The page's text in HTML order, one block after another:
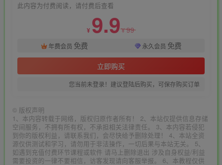
此内容为付费阅读，请付费后查看
¥ 9.9¥99
年费会员 免费 永久会员 免费
立即购买
您当前未登录！建议登陆后购买，可保存购买订单
© 版权声明
1、本内容转载于网络，版权归原作者所有！ 2、本站仅提供信息存储
空间服务，不拥有所有权，不承担相关法律责任。 3、本内容若侵犯
到你的版权利益，请联系我们，会尽快给予删除处理！ 4、本站全资
源仅供测试和学习，请勿用于非法操作，一切后果与本站无关。 5、
如遇到充值付费环节课程或软件 请马上删除退出 涉及自身权益/利益
需要投资的一律不要相信，访客发现请向客服举报。 6、本教程仅供